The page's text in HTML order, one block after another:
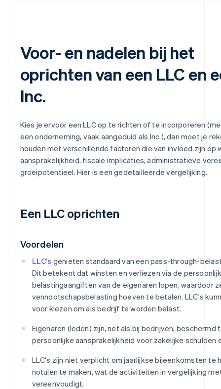
Voor- en nadelen bij het
oprichten van een LLC en
Inc.
Kies je ervoor een LLC op te richten of te incorporeren
een onderneming, vaak aangeduid als Inc.), dan moet je
houden met verschillende factoren die van invloed zijn op
aansprakelijkheid, fiscale implicaties, administratieve
groeipotentieel. Hier is een gedetailleerde vergelijking.
Een LLC oprichten
Voordelen
LLC's genieten standaard van een pass-through-
Dit betekent dat winsten en verliezen via de
belastingaangiften van de eigenaren lopen, waardoor
vennootschapsbelasting hoeven te betalen. LLC's
voor kiezen om als bedrijf te worden belast.
Eigenaren (leden) zijn, net als bij bedrijven, beschermd
persoonlijke aansprakelijkheid voor zakelijke schulden
LLC's zijn niet verplicht om jaarlijkse bijeenkomsten te
notulen te maken, wat de activiteiten in vergelijking
vereenvoudigt.